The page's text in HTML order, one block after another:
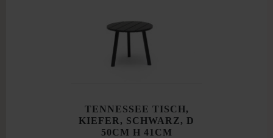
TENNESSEE TISCH,
KIEFER, SCHWARZ, D
50CM H 41CM